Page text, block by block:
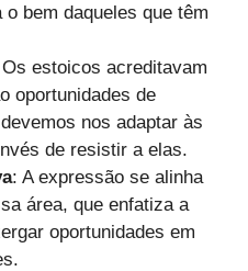
bem daqueles que têm
estoicos acreditavam
oportunidades de
nos adaptar às
de resistir a elas.
: A expressão se alinha
área, que enfatiza a
oportunidades em